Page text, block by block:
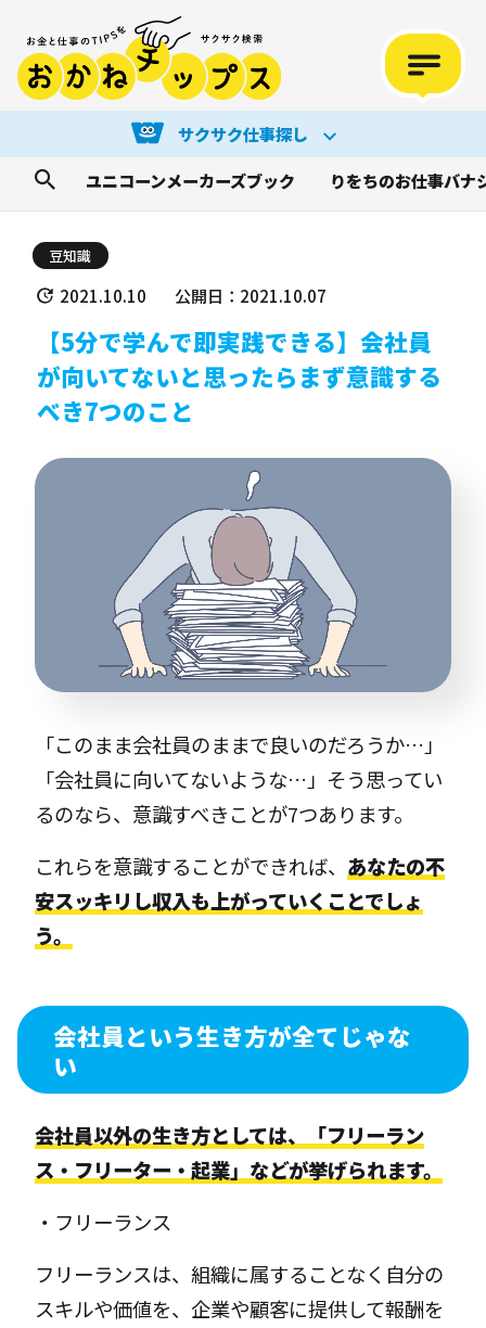
サクサク仕事探し
ユニコーンメーカーズブック
りをちのお仕事バナ
豆知識
2021.10.10 公開日：2021.10.07
【5分で学んで即実践できる】会社員
が向いてないと思ったらまず意識する
べき7つのこと
「このまま会社員のままで良いのだろうか…」
「会社員に向いてないような…」そう思ってい
るのなら、意識すべきことが7つあります。
これらを意識することができれば、 あなたの不
安スッキリし収入も上がっていくことでしょ
う。
会社員という生き方が全てじゃな
い
会社員以外の生き方としては、「フリーラン
ス・フリーター・起業」などが挙げられます。
・フリーランス
フリーランスは、組織に属することなく自分の
スキルや価値を、企業や顧客に提供して報酬を